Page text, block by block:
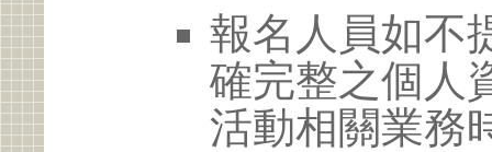
報名人員如不
確完整之個人
活動相關業務